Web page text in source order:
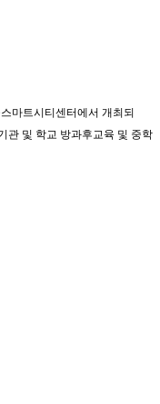
마트시티센터에서 개최되
관 및 학교 방과후교육 및 중학